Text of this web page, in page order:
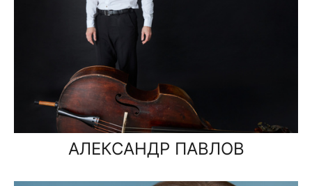
АЛЕКСАНДР ПАВЛОВ